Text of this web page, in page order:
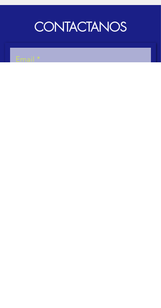
CONTACTANOS